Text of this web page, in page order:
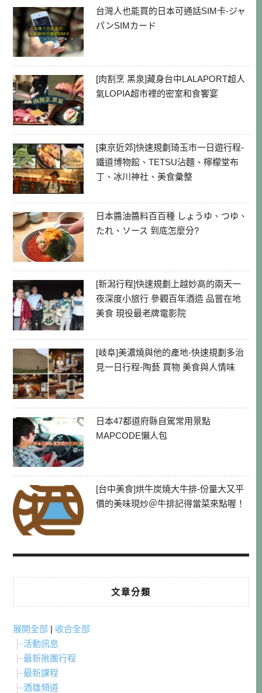
台灣人也能買的日本可通話SIM卡-ジャ
パンSIMカード
[肉割烹 黑泉]藏身台中LALAPORT超人
氣LOPIA超市裡的密室和食饗宴
[東京近郊]快速規劃琦玉市一日遊行程-
鐵道博物館、TETSU沾麵、檸檬堂布
丁、冰川神社、美食彙整
日本醬油醬料百百種 しょうゆ、つゆ、
たれ、ソース 到底怎麼分?
[新潟行程]快速規劃上越妙高的兩天一
夜深度小旅行 參觀百年酒造 品嘗在地
美食 現役最老牌電影院
[岐阜]美濃燒與他的產地-快速規劃多治
見一日行程-陶藝 買物 美食與人情味
日本47都道府縣自駕常用景點
MAPCODE懶人包
[台中美食]烘牛炭燒大牛排-份量大又平
價的美味現炒＠牛排記得當菜來點喔！
文章分類
展開全部 | 收合全部
活動訊息
最新揪團行程
最新課程
酒雄頻道